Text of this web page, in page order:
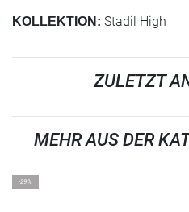
KOLLEKTION: Stadil High
ZULETZT
MEHR AUS DER
-29%